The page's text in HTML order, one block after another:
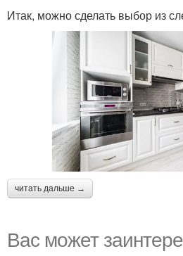
Итак, можно сделать выбор из
читать дальше →
Вас может